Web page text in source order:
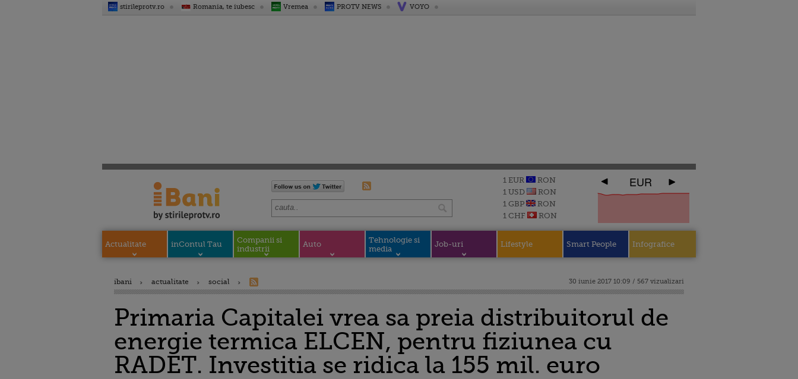
stirileprotv.ro Romania, te iubesc Vremea PROTV NEWS VOYO
1 EUR
RON
1 USD
RON
1 GBP
RON
1 CHF
RON
EUR
Actualitate inContul Tau
Companii si
industrii
Auto
Tehnologie si
media
Job-uri Lifestyle Smart People Infografice
ibani actualitate social 30 iunie 2017 10:09 / 567 vizualizari
Primaria Capitalei vrea sa preia distribuitorul de
energie termica ELCEN, pentru fiziunea cu
RADET. Investitia se ridica la 155 mil. euro